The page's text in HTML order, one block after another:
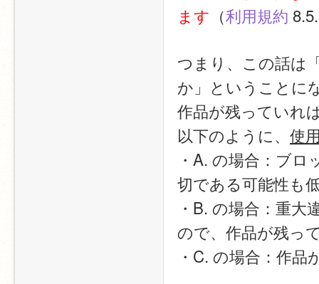
ます （利用規約
つまり、この話は
か」ということに
作品が残っていれ
以下のように、 使
・A. の場合：ブ
切である可能性も
・B. の場合：重
ので、作品が残っ
・C. の場合：作